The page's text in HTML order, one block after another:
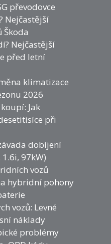
převodovce
Nejčastější
Škoda
Nejčastější
před letní
klimatizace
2026
Jak
při
dobíjení
97kW)
vozů
hybridní pohony
vozů: Levné
náklady
problémy